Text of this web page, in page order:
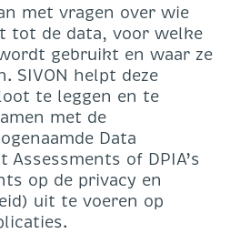
met vragen over wie
tot de data, voor welke
gebruikt en waar ze
SIVON helpt deze
te leggen en te
met de
Data
of DPIA’s
op de privacy en
uit te voeren op